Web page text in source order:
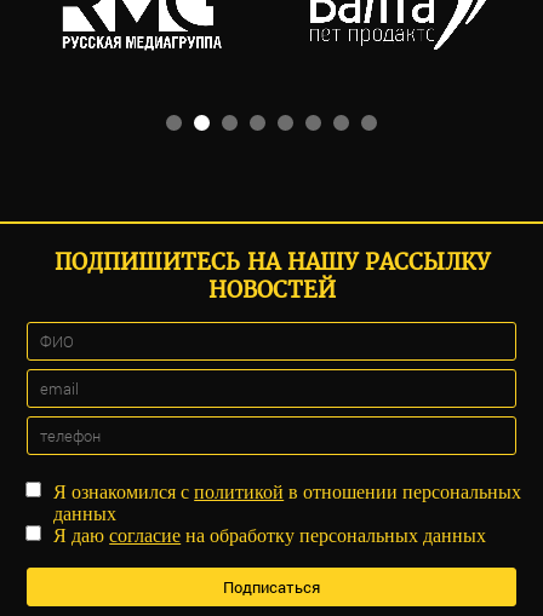
ПОДПИШИТЕСЬ НА НАШУ РАССЫЛКУ
НОВОСТЕЙ
Я ознакомился сполитикой в отношении персональных
данных
Я даюсогласие на обработку персональных данных